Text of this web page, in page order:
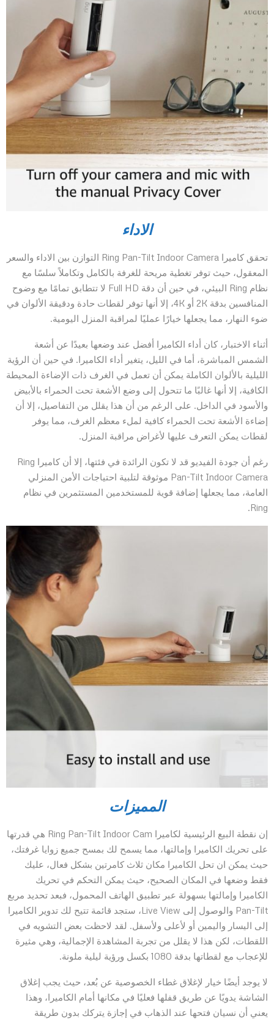
الاداء
تحقق كاميرا Ring Pan-Tilt Indoor Camera التوازن بين الاداء والسعر
المعقول، حيث توفر تغطية مريحة للغرفة بالكامل وتكاملاً سلسًا مع
نظام Ring البيئي، في حين أن دقة Full HD لا تتطابق تمامًا مع وضوح
المنافسين بدقة 2K أو 4K، إلا أنها توفر لقطات حادة ودقيقة الألوان في
ضوء النهار، مما يجعلها خيارًا عمليًا لمراقبة المنزل اليومية.
أثناء الاختبار، كان أداء الكاميرا أفضل عند وضعها بعيدًا عن أشعة
الشمس المباشرة، أما في الليل، يتغير أداء الكاميرا. في حين أن الرؤية
الليلية بالألوان الكاملة يمكن أن تعمل في الغرف ذات الإضاءة المحيطة
الكافية، إلا أنها غالبًا ما تتحول إلى وضع الأشعة تحت الحمراء بالأبيض
والأسود في الداخل. على الرغم من أن هذا يقلل من التفاصيل، إلا أن
إضاءة الأشعة تحت الحمراء كافية لملء معظم الغرف، مما يوفر
لقطات يمكن التعرف عليها لأغراض مراقبة المنزل.
رغم أن جودة الفيديو قد لا تكون الرائدة في فئتها، إلا أن كاميرا Ring
Pan-Tilt Indoor Camera موثوقة لتلبية احتياجات الأمن المنزلي
العامة، مما يجعلها إضافة قوية للمستخدمين المستثمرين في نظام
Ring.
المميزات
إن نقطة البيع الرئيسية لكاميرا Ring Pan-Tilt Indoor Cam هي قدرتها
على تحريك الكاميرا وإمالتها، مما يسمح لك بمسح جميع زوايا غرفتك،
حيث يمكن ان تحل الكاميرا مكان ثلاث كامرتين بشكل فعال، عليك
فقط وضعها في المكان الصحيح، حيث يمكن التحكم في تحريك
الكاميرا وإمالتها بسهولة عبر تطبيق الهاتف المحمول، فبعد تحديد مربع
Pan-Tilt والوصول إلى Live View، ستجد قائمة تتيح لك تدوير الكاميرا
إلى اليسار واليمين أو لأعلى ولأسفل. لقد لاحظت بعض التشويه في
اللقطات، لكن هذا لا يقلل من تجربة المشاهدة الإجمالية، وهي مثيرة
للإعجاب مع لقطاتها بدقة 1080 بكسل ورؤية ليلية ملونة.
لا يوجد أيضًا خيار لإغلاق غطاء الخصوصية عن بُعد، حيث يجب إغلاق
الشاشة يدويًا عن طريق قفلها فعليًا في مكانها أمام الكاميرا، وهذا
يعني أن نسيان فتحها عند الذهاب في إجازة يتركك بدون طريقة